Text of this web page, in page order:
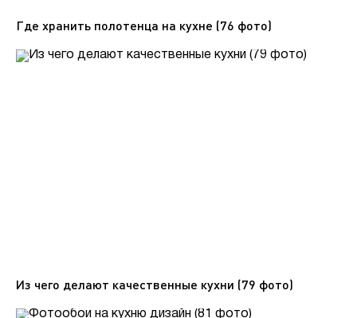
Где хранить полотенца на кухне (76 фото)
Из чего делают качественные кухни (79 фото)